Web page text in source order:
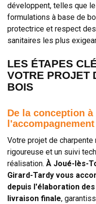
développent, telles que
formulations à base de
protectrice et respect
sanitaires les plus
LES ÉTAPES
VOTRE PROJET
BOIS
De la conception
Votre projet de
rigoureuse et un suivi
réalisation. À Joué-lès-
Girard-Tardy vous
depuis l'élaboration
livraison finale,